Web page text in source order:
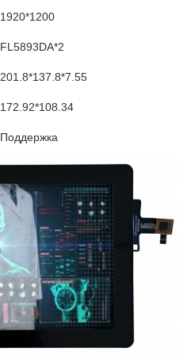
1920*1200
FL5893DA*2
201.8*137.8*7.55
172.92*108.34
Поддержка